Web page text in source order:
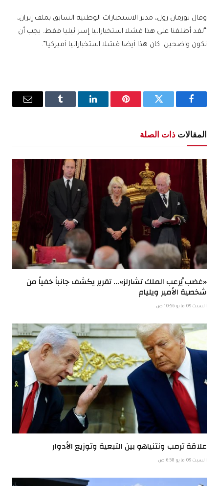
وقال نورمان رول، مدير الاستخبارات الوطنية السابق بملف إيران،
“لقد أطلقنا على هذا فشلا استخباراتيا إسرائيليا فقط. يجب أن
نكون واضحين. كان هذا أيضا فشلا استخباراتيا أميركيا”.
فيسبوك تويتر بينتيريستلينكدإن Tumblr
البريد
المقالات ذات الصلة
«غضب يُرعب الملك تشارلز»… تقرير يكشف جانباً خفياً من
شخصية الأمير ويليام
السبت 09 مايو 10:56 ص
علاقة ترمب ونتنياهو بين التبعية وتوزيع الأدوار
السبت 09 مايو 6:58 ص